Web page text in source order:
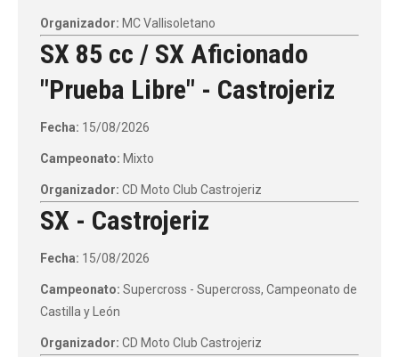
Organizador: MC Vallisoletano
SX 85 cc / SX Aficionado
"Prueba Libre" - Castrojeriz
Fecha: 15/08/2026
Campeonato: Mixto
Organizador: CD Moto Club Castrojeriz
SX - Castrojeriz
Fecha: 15/08/2026
Campeonato: Supercross - Supercross, Campeonato de
Castilla y León
Organizador: CD Moto Club Castrojeriz